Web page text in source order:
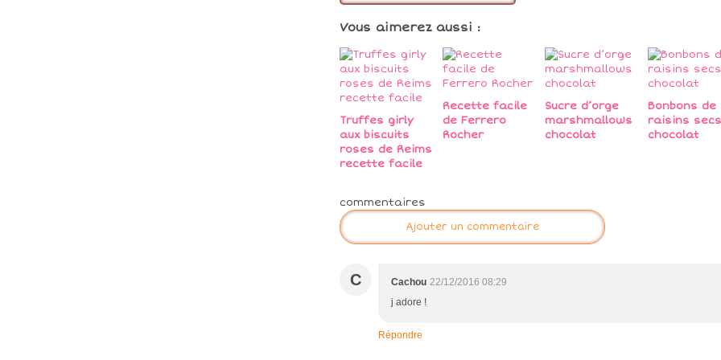
Vous aimerez aussi :
Truffes girly
aux biscuits
roses de Reims
recette facile
Recette facile
de Ferrero
Rocher
Sucre d’orge
marshmallows
chocolat
Bonbons de
raisins
chocolat
commentaires
Ajouter un commentaire
C Cachou 22/12/2016 08:29
j adore !
Répondre